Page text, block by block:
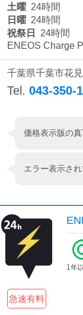
土曜 24時間
日曜 24時間
祝祭日
24時間
ENEOS Charge
千葉県千葉市花
Tel. 043-350-
急速有料
1年